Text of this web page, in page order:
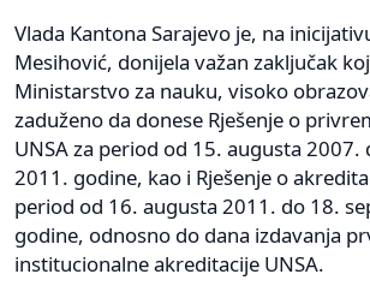
Vlada Kantona Sarajevo je, na
Mesihović, donijela važan zaključak
Ministarstvo za nauku, visoko
zaduženo da donese Rješenje o
UNSA za period od 15. augusta 2007.
2011. godine, kao i Rješenje o
period od 16. augusta 2011. do 18.
godine, odnosno do dana izdavanja
institucionalne akreditacije UNSA.